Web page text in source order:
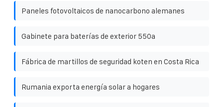
Paneles fotovoltaicos de nanocarbono alemanes
Gabinete para baterías de exterior 550a
Fábrica de martillos de seguridad koten en Costa Rica
Rumania exporta energía solar a hogares